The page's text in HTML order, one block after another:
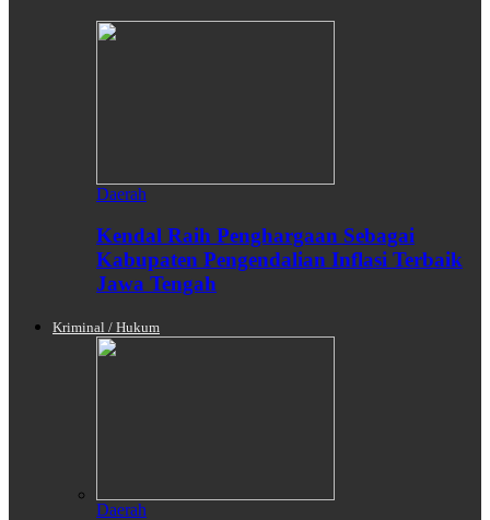
Daerah
Kendal Raih Penghargaan Sebagai
Kabupaten Pengendalian Inflasi Terbaik
Jawa Tengah
Kriminal / Hukum
Daerah